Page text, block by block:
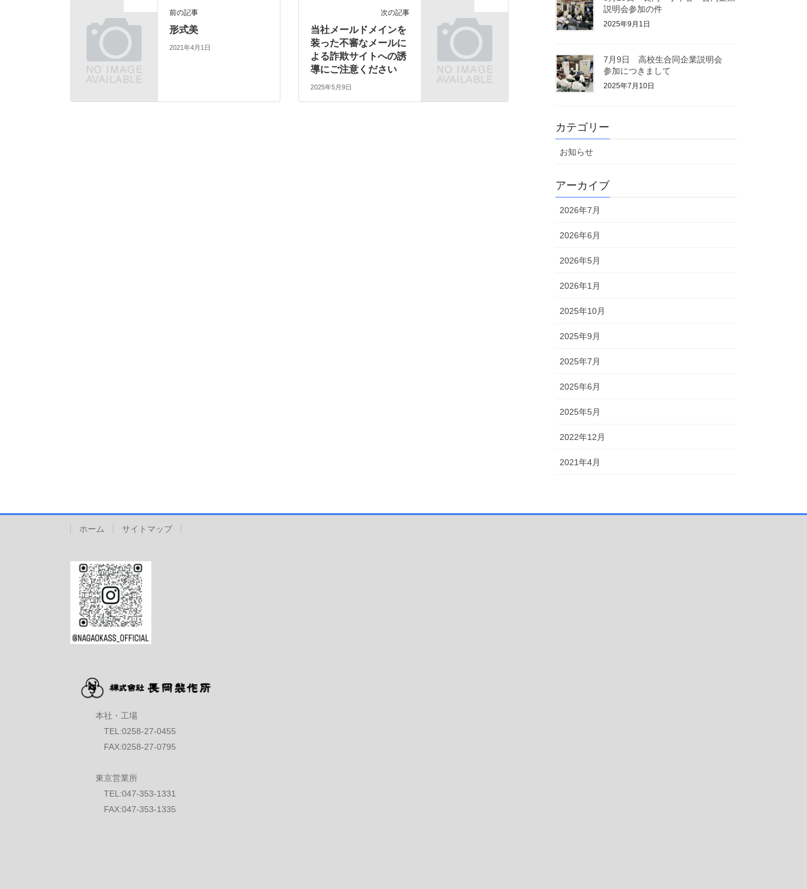
前の記事
形式美
2021年4月1日
次の記事
当社メールドメインを
装った不審なメールに
よる詐欺サイトへの誘
導にご注意ください
2025年5月9日
説明会参加の件
2025年9月1日
7月9日 高校生合同企業説明会
参加につきまして
2025年7月10日
カテゴリー
お知らせ
アーカイブ
2026年7月
2026年6月
2026年5月
2026年1月
2025年10月
2025年9月
2025年7月
2025年6月
2025年5月
2022年12月
2021年4月
ホーム サイトマップ
本社・工場
TEL:0258-27-0455
FAX:0258-27-0795
東京営業所
TEL:047-353-1331
FAX:047-353-1335